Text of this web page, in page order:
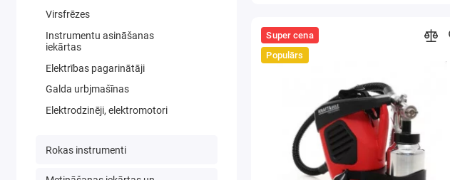
Virsfrēzes
Instrumentu asināšanas
iekārtas
Elektrības pagarinātāji
Galda urbjmašīnas
Elektrodzinēji, elektromotori
Rokas instrumenti
Super cena
Populārs